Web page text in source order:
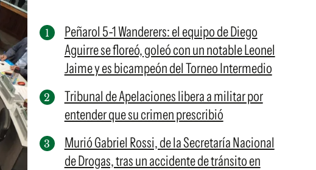
Peñarol 5-1 Wanderers: el equipo de Diego
Aguirre se floreó, goleó con un notable Leonel
Jaime y es bicampeón del Torneo Intermedio
Tribunal de Apelaciones libera a militar por
entender que su crimen prescribió
Murió Gabriel Rossi, de la Secretaría Nacional
de Drogas, tras un accidente de tránsito en